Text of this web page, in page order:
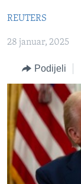
Idi
na
pretraguBOSNA I
SVIJET
NAUKA I
SPECIJALNI
KORUPCIJA
SLOBODA
ŽENSKA
IZBJEGLIČKA
MAGAZIN
O GLASU
REUTERS
28 januar, 2025
Podijeli